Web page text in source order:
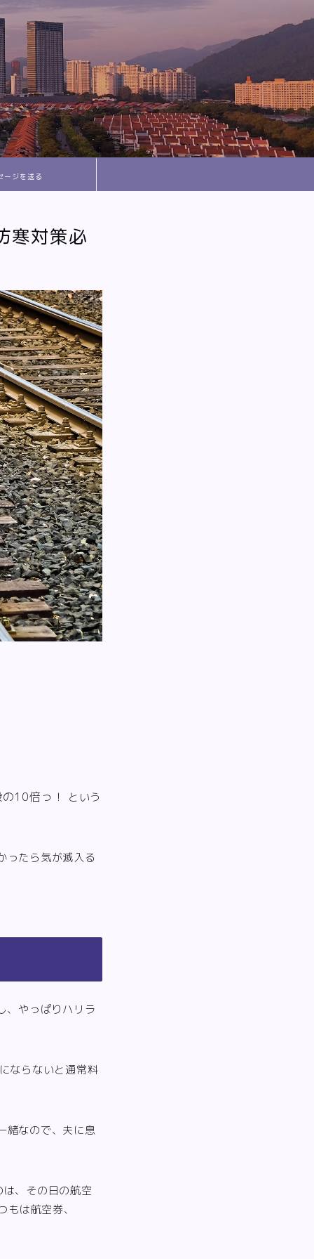
ージを送る
寒対策必
10倍っ！
という
ったら気が滅入る
、やっぱりハリラ
ならないと通常料
緒なので、夫に息
、その日の航空
は航空券、